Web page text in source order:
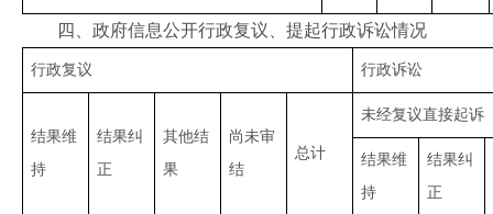
四、政府信息公开行政复议、提起行政诉讼情况
行政复议 行政诉讼
结果维
持
结果纠
正
其他结
果
尚未审
结
总计
未经复议直接起诉
结果维
持
结果纠
正